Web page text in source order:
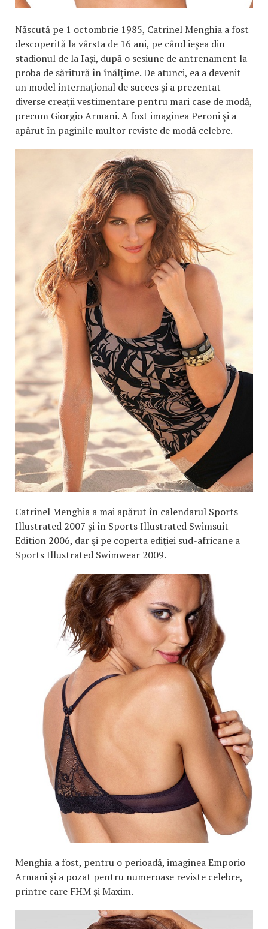
Născută pe 1 octombrie 1985, Catrinel Menghia a fost
descoperită la vârsta de 16 ani, pe când ieşea din
stadionul de la Iaşi, după o sesiune de antrenament la
proba de săritură în înălţime. De atunci, ea a devenit
un model internaţional de succes şi a prezentat
diverse creaţii vestimentare pentru mari case de modă,
precum Giorgio Armani. A fost imaginea Peroni şi a
apărut în paginile multor reviste de modă celebre.
Catrinel Menghia a mai apărut în calendarul Sports
Illustrated 2007 şi în Sports Illustrated Swimsuit
Edition 2006, dar şi pe coperta ediţiei sud-africane a
Sports Illustrated Swimwear 2009.
Menghia a fost, pentru o perioadă, imaginea Emporio
Armani și a pozat pentru numeroase reviste celebre,
printre care FHM şi Maxim.